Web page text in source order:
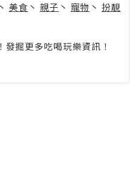
丶 美食 丶 親子 丶 寵物 丶 扮靚
掘更多吃喝玩樂資訊！